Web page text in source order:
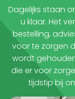
Dagelijks staan
u klaar. Het
bestelling,
voor te zorgen
wordt
die er voor
tijdstip bij